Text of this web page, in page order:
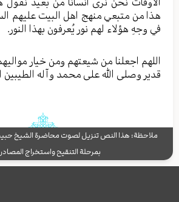
هذا من متبعي منهج اهل البیت علیهم
في وجهِ هؤلاء لهم نور یُعرفون بهذا النور.
اللهم اجعلنا من شیعتهم ومن خیار
قدیر وصلی الله علی محمد وآله الطیبین
ملاحظة: هذا النص تنزيل لصوت محاضرة الشيخ
بمرحلة التنقيح واستخراج